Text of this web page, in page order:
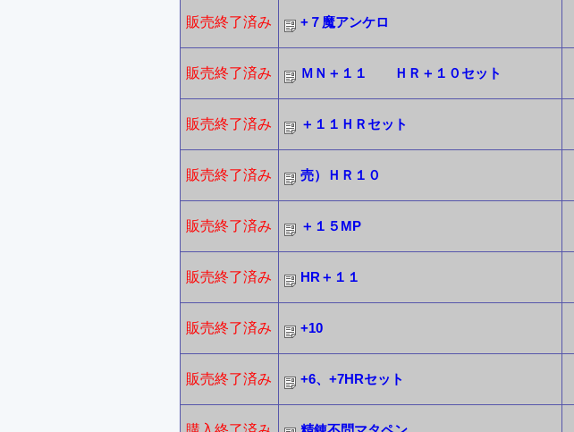
販売終了済み +７魔アンケロ
販売終了済み ＭＮ＋１１ ＨＲ＋１０セット
販売終了済み ＋１１ＨＲセット
販売終了済み 売）ＨＲ１０
販売終了済み ＋１５MP
販売終了済み HR＋１１
販売終了済み +10
販売終了済み +6、+7HRセット